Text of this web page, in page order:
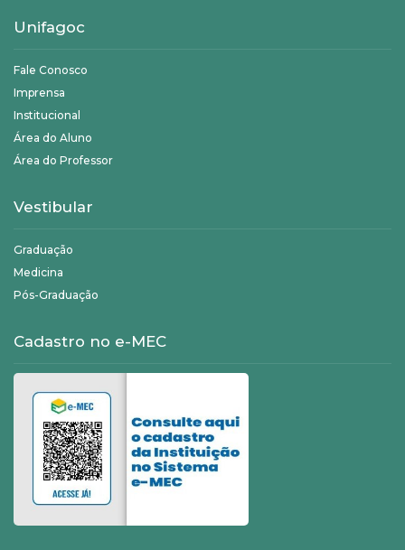
Unifagoc
Fale Conosco
Imprensa
Institucional
Área do Aluno
Área do Professor
Vestibular
Graduação
Medicina
Pós-Graduação
Cadastro no e-MEC